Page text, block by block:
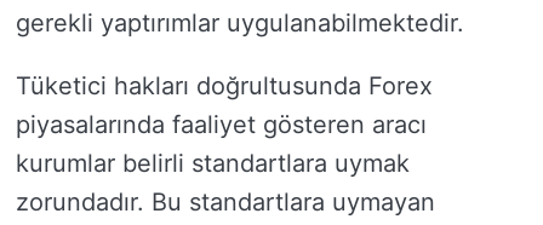
gerekli yaptırımlar uygulanabilmektedir.
Tüketici hakları doğrultusunda Forex
piyasalarında faaliyet gösteren aracı
kurumlar belirli standartlara uymak
zorundadır. Bu standartlara uymayan